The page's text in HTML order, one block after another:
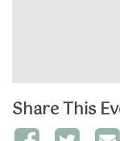
Share This